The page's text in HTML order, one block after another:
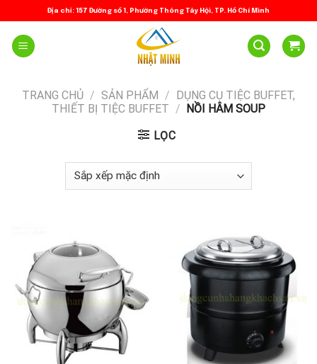
to
content
Địa chỉ: 157 Đường số 1, Phường Thông Tây Hội, TP. Hồ Chí Minh
TRANG CHỦ / SẢN PHẨM / DỤNG CỤ TIỆC BUFFET,
THIẾT BỊ TIỆC BUFFET / NỒI HÂM SOUP
LỌC